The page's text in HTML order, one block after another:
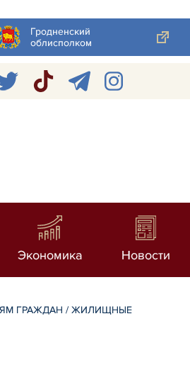
Гродненский
облисполком
Экономика Новости
ГРАЖДАН /ЖИЛИЩНЫЕ